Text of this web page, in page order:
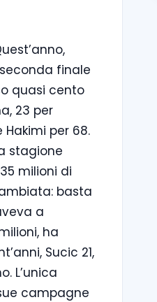
finale
quasi cento
23 per
Hakimi per 68.
stagione
milioni di
basta
a
ha
Sucic 21,
L’unica
campagne